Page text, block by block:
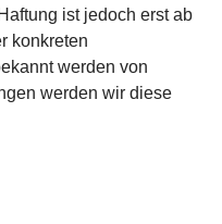
ist jedoch erst ab
konkreten
werden von
werden wir diese